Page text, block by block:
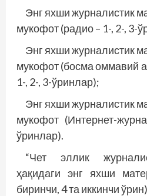
Энг яхши журналистик
мукофот (радио – 1-, 2-, 3-
Энг яхши журналистик
мукофот (босма оммавий
1-, 2-, 3-ўринлар);
Энг яхши журналистик
мукофот (Интернет-
ўринлар).
“Чет эллик
ҳақидаги энг яхши
биринчи, 4 та иккинчи